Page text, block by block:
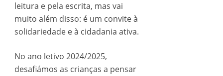
leitura e pela escrita, mas vai
muito além disso: é um convite à
solidariedade e à cidadania ativa.
No ano letivo 2024/2025,
desafiámos as crianças a pensar